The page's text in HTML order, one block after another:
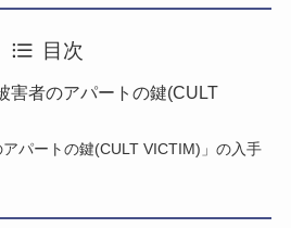
目次
害者のアパートの鍵(CULT
アパートの鍵(CULT VICTIM)」の入手